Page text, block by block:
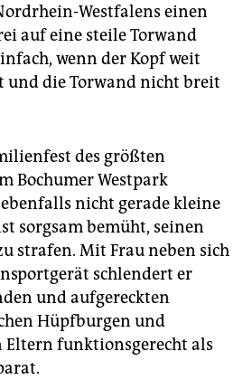
Westfalens einen
auf eine steile Torwand
wenn der Kopf weit
und die Torwand nicht breit
des größten
Bochumer Westpark
nicht gerade kleine
sorgsam bemüht, seinen
strafen. Mit Frau neben sich
schlendert er
und aufgereckten
Hüpfburgen und
Eltern funktionsgerecht als